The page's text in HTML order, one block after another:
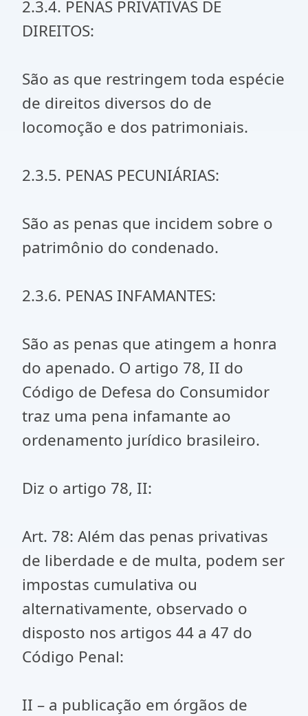
2.3.4. PENAS PRIVATIVAS DE
DIREITOS:
São as que restringem toda espécie
de direitos diversos do de
locomoção e dos patrimoniais.
2.3.5. PENAS PECUNIÁRIAS:
São as penas que incidem sobre o
patrimônio do condenado.
2.3.6. PENAS INFAMANTES:
São as penas que atingem a honra
do apenado. O artigo 78, II do
Código de Defesa do Consumidor
traz uma pena infamante ao
ordenamento jurídico brasileiro.
Diz o artigo 78, II:
Art. 78: Além das penas privativas
de liberdade e de multa, podem ser
impostas cumulativa ou
alternativamente, observado o
disposto nos artigos 44 a 47 do
Código Penal:
II – a publicação em órgãos de